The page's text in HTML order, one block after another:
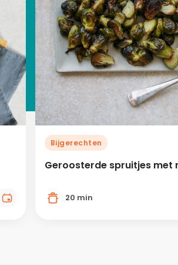
Bijgerechten
Geroosterde spruitjes met
20 min